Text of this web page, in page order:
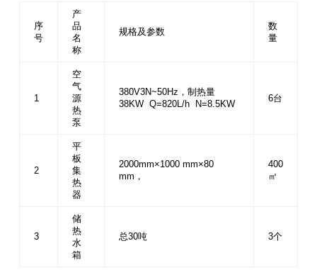
序
号
产
品
名
称
规格及参数
数
量
1
空
气
源
热
泵
380V3N~50Hz，制热量
38KW Q=820L/h N=8.5KW
6台
2
平
板
集
热
器
2000mm×1000 mm×80
mm，
400
㎡
3
储
热
水
箱
总30吨 3个